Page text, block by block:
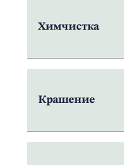
Химчистка
Крашение